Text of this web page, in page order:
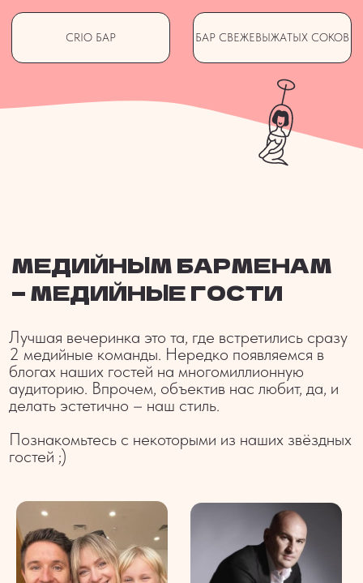
вы получаете от нас смету, меню. всё
согласовываем и вносим правки, чтобы
вы точно остались довольны финальным
результатом. приступаем к подготовке